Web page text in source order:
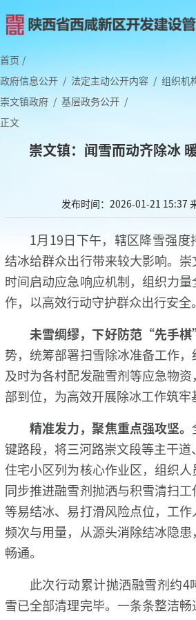
首页 /
政府信息公开 / 法定主动公开内容 / 组织机
崇文镇政府 / 基层政务公开 /
正文
崇文镇：闻雪而动齐除冰
发布时间：2026-01-21 15:37
1月19日下午，辖区降雪强度
结冰给群众出行带来较大影响。
时间启动应急响应机制，组织力
作，以高效行动守护群众出行安全。
未雪绸缪，下好防范“先手
势，统筹部署扫雪除冰准备工作，
及时为各村配发融雪剂等应急物
部到位，为高效开展除冰工作筑牢
精准发力，聚焦重点强攻坚。
键路段，将三河路崇文段等主干
住宅小区列为核心作业区，组织人
同步推进融雪剂抛洒与积雪清扫
等易结冰、易打滑风险点位，工
频次与用量，从源头消除结冰隐
畅通。
此次行动累计抛洒融雪剂约4
雪已全部清理完毕。一条条整洁